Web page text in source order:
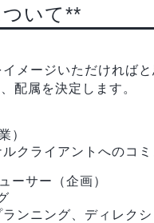
いて**
メージいただければと
配属を決定します。
）
クライアントへのコ
ーサー（企画）
ランニング、ディレク